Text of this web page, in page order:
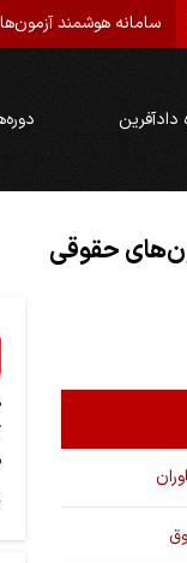
سامانه هوشمند آزمون‌ها
دادآفرین
حقوقی